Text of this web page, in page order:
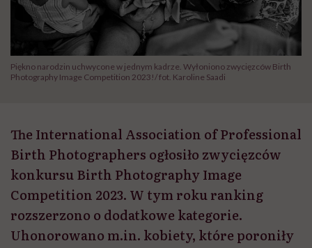
Piękno narodzin uchwycone w jednym kadrze. Wyłoniono zwycięzców Birth
Photography Image Competition 2023!/ fot. Karoline Saadi
The International Association of Professional
Birth Photographers ogłosiło zwycięzców
konkursu Birth Photography Image
Competition 2023. W tym roku ranking
rozszerzono o dodatkowe kategorie.
Uhonorowano m.in. kobiety, które poroniły